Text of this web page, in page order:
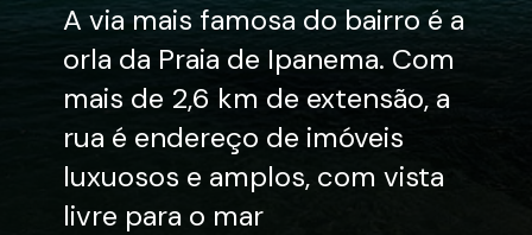
A via mais famosa do bairro é a
orla da Praia de Ipanema. Com
mais de 2,6 km de extensão, a
rua é endereço de imóveis
luxuosos e amplos, com vista
livre para o mar